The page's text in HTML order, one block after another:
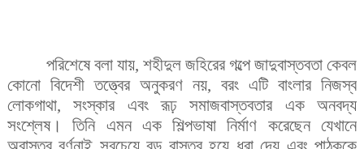
পরিশেষে বলা যায়, শহীদুল জহিরের গল্পে জাদুবাস্তবতা কেবল
কোনো বিদেশী তত্ত্বের অনুকরণ নয়, বরং এটি বাংলার নিজস্ব
লোকগাথা, সংস্কার এবং রূঢ় সমাজবাস্তবতার এক অনবদ্য
সংশ্লেষ। তিনি এমন এক শিল্পভাষা নির্মাণ করেছেন যেখানে